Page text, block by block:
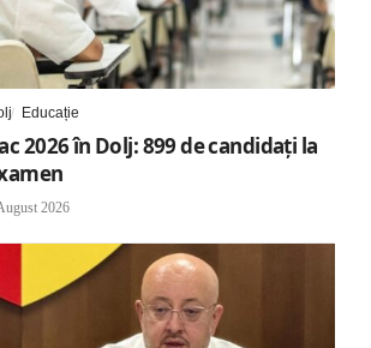
Educație
2026 în Dolj: 899 de candidați la
2026